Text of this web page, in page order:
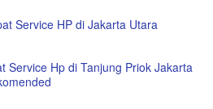
Service HP di Jakarta Utara
Service Hp di Tanjung Priok Jakarta